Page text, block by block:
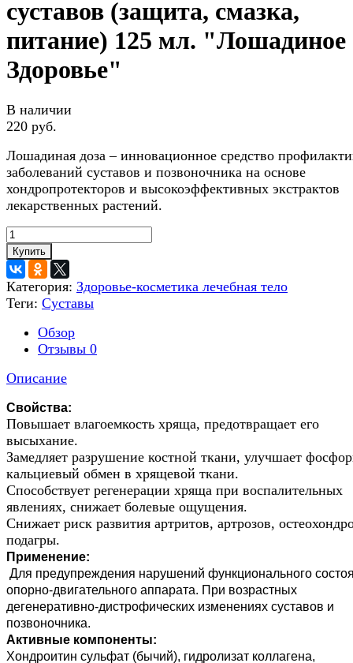
суставов (защита, смазка,
питание) 125 мл. "Лошадиное
Здоровье"
В наличии
220 руб.
Лошадиная доза – инновационное средство
заболеваний суставов и позвоночника на основе
хондропротекторов и высокоэффективных экстрактов
лекарственных растений.
Купить
Категория: Здоровье-косметика лечебная тело
Теги: Суставы
Обзор
Отзывы 0
Описание
Свойства:
Повышает влагоемкость хряща, предотвращает его
высыхание.
Замедляет разруше­ние костной ткани, улучшает
кальциевый обмен в хрящевой ткани.
Способствует регенерации хряща при воспалительных
явлениях, снижает болевые ощущения.
Снижает риск развития артритов, артрозов,
подагры.
Применение:
Для предупреждения на­рушений функционального
опорно-двигательного ап­парата. При возрастных
дегенеративно-дистрофических изменениях суставов и
позвоночника.
Активные компоненты:
Хондроитин суль­фат (бычий), гидролизат колла­гена,